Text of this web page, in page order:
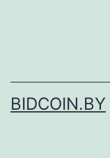
BIDCOIN.BY